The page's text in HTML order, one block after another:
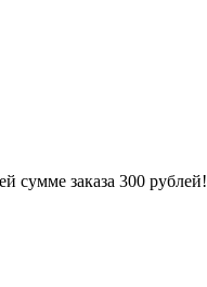
сумме заказа 300 рублей!